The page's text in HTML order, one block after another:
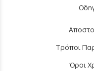
Τρόποι
Όροι